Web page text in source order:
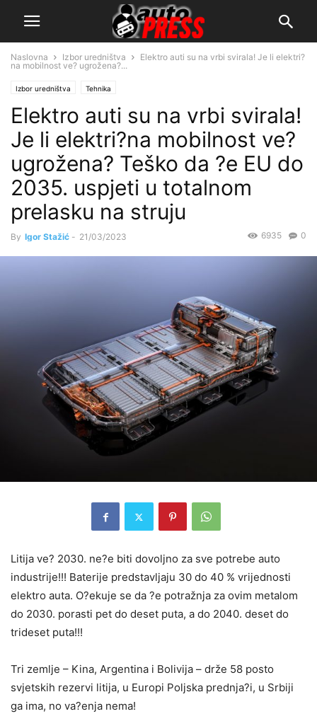
Naslovna Izbor uredništva
Elektro auti su na vrbi svirala! Je li elektri?
na mobilnost ve? ugrožena?...
Izbor uredništva Tehnika
Elektro auti su na vrbi svirala!
Je li elektri?na mobilnost ve?
ugrožena? Teško da ?e EU do
2035. uspjeti u totalnom
prelasku na struju
By Igor Stažić - 21/03/2023 0
6935
Litija ve? 2030. ne?e biti dovoljno za sve potrebe auto
industrije!!! Baterije predstavljaju 30 do 40 % vrijednosti
elektro auta. O?ekuje se da ?e potražnja za ovim metalom
do 2030. porasti pet do deset puta, a do 2040. deset do
trideset puta!!!
Tri zemlje – Kina, Argentina i Bolivija – drže 58 posto
svjetskih rezervi litija, u Europi Poljska prednja?i, u Srbiji
ga ima, no va?enja nema!